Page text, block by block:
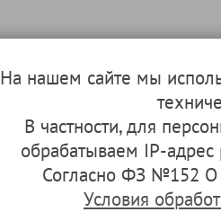
На нашем сайте мы
В частности, для
обрабатываем IP-
Согласно ФЗ №152 О
Условия